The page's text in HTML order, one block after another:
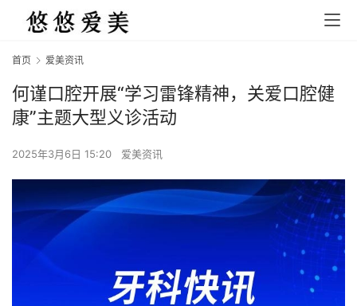
首页 爱美资讯
何谨口腔开展“学习雷锋精神，关爱口腔健
康”主题大型义诊活动
2025年3月6日 15:20 爱美资讯